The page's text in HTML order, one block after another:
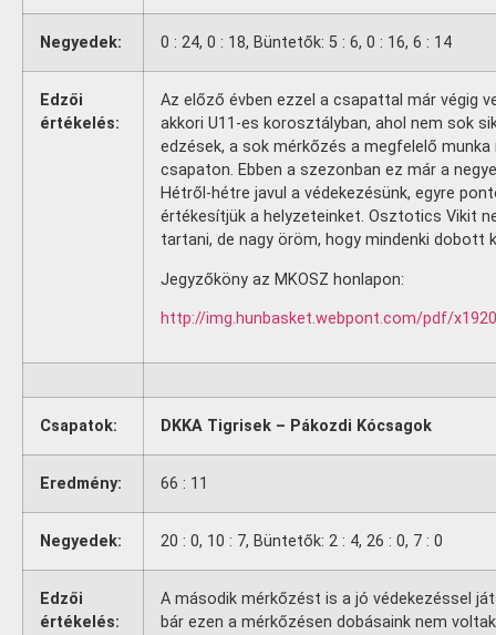
Negyedek: 0 : 24, 0 : 18, Büntetők: 5 : 6, 0 : 16, 6 : 14
Edzői
értékelés:
Az előző évben ezzel a csapattal már végig
akkori U11-es korosztályban, ahol nem sok
edzések, a sok mérkőzés a megfelelő
csapaton. Ebben a szezonban ez már a
Hétről-hétre javul a védekezésünk, egyre
értékesítjük a helyzeteinket. Osztotics Vikit
tartani, de nagy öröm, hogy mindenki dobott
Jegyzőköny az MKOSZ honlapon:
http://img.hunbasket.webpont.com/pdf/
Csapatok: DKKA Tigrisek – Pákozdi Kócsagok
Eredmény: 66 : 11
Negyedek: 20 : 0, 10 : 7, Büntetők: 2 : 4, 26 : 0, 7 : 0
Edzői
értékelés:
A második mérkőzést is a jó védekezéssel
bár ezen a mérkőzésen dobásaink nem